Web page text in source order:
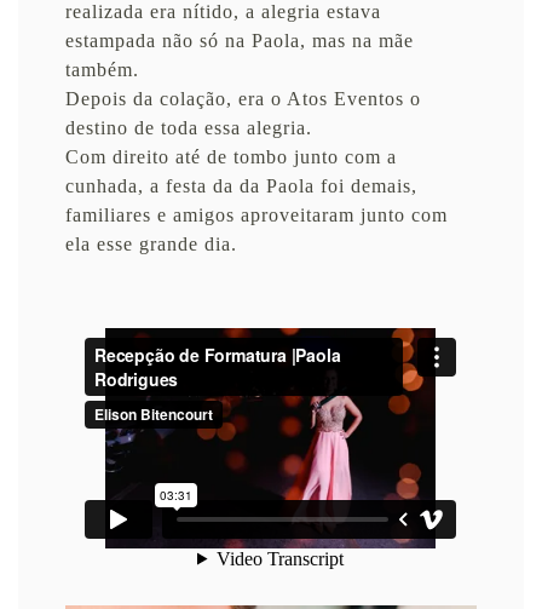
realizada era nítido, a alegria estava
estampada não só na Paola, mas na mãe
também.
Depois da colação, era o Atos Eventos o
destino de toda essa alegria.
Com direito até de tombo junto com a
cunhada, a festa da da Paola foi demais,
familiares e amigos aproveitaram junto com
ela esse grande dia.